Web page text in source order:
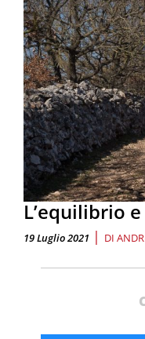
L’equilibrio
19 Luglio 2021 | DI